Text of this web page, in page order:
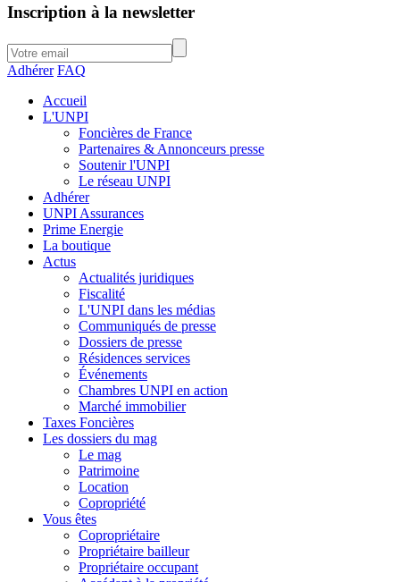
Inscription à la newsletter
Adhérer FAQ
Accueil
L'UNPI
Foncières de France
Partenaires & Annonceurs presse
Soutenir l'UNPI
Le réseau UNPI
Adhérer
UNPI Assurances
Prime Energie
La boutique
Actus
Actualités juridiques
Fiscalité
L'UNPI dans les médias
Communiqués de presse
Dossiers de presse
Résidences services
Événements
Chambres UNPI en action
Marché immobilier
Taxes Foncières
Les dossiers du mag
Le mag
Patrimoine
Location
Copropriété
Vous êtes
Copropriétaire
Propriétaire bailleur
Propriétaire occupant